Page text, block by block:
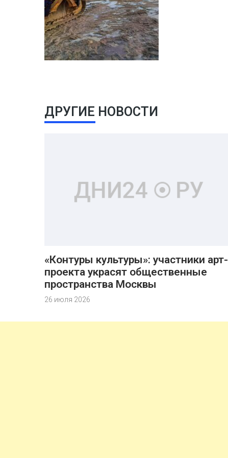
ДРУГИЕ НОВОСТИ
«Контуры культуры»: участники арт-
проекта украсят общественные
пространства Москвы
26 июля 2026